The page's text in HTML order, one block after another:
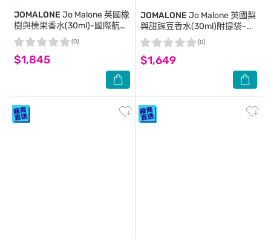
JOMALONE Jo Malone 英國橡
樹與榛果香水(30ml)-國際航空
版
$1,845
(0)
JOMALONE Jo Malone 英國梨
與甜豌豆香水(30ml)附提袋-國
際航空版
$1,649
(0)